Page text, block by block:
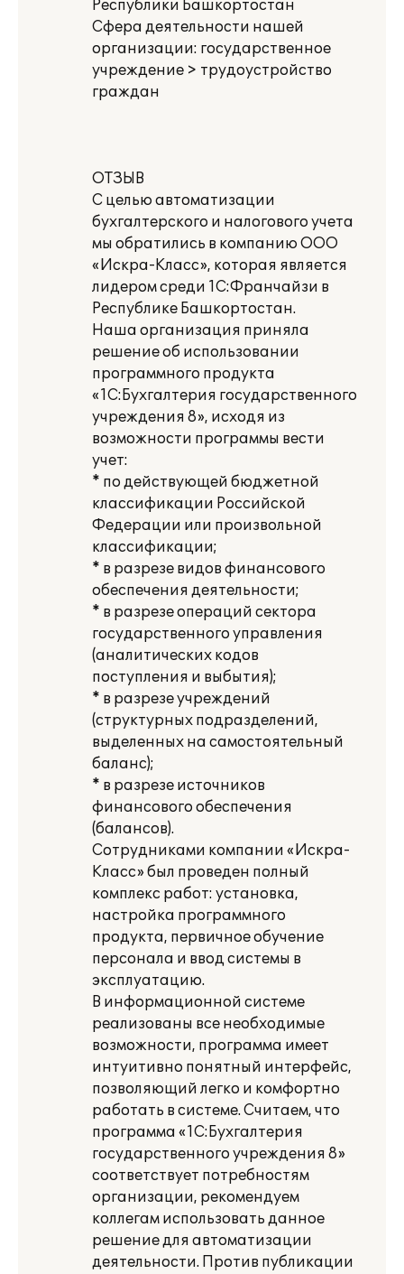
Республики Башкортостан
Сфера деятельности нашей
организации: государственное
учреждение > трудоустройство
граждан
ОТЗЫВ
С целью автоматизации
бухгалтерского и налогового учета
мы обратились в компанию ООО
«Искра-Класс», которая является
лидером среди 1С:Франчайзи в
Республике Башкортостан.
Наша организация приняла
решение об использовании
программного продукта
«1С:Бухгалтерия государственного
учреждения 8», исходя из
возможности программы вести
учет:
* по действующей бюджетной
классификации Российской
Федерации или произвольной
классификации;
* в разрезе видов финансового
обеспечения деятельности;
* в разрезе операций сектора
государственного управления
(аналитических кодов
поступления и выбытия);
* в разрезе учреждений
(структурных подразделений,
выделенных на самостоятельный
баланс);
* в разрезе источников
финансового обеспечения
(балансов).
Сотрудниками компании «Искра-
Класс» был проведен полный
комплекс работ: установка,
настройка программного
продукта, первичное обучение
персонала и ввод системы в
эксплуатацию.
В информационной системе
реализованы все необходимые
возможности, программа имеет
интуитивно понятный интерфейс,
позволяющий легко и комфортно
работать в системе. Считаем, что
программа «1С:Бухгалтерия
государственного учреждения 8»
соответствует потребностям
организации, рекомендуем
коллегам использовать данное
решение для автоматизации
деятельности. Против публикации